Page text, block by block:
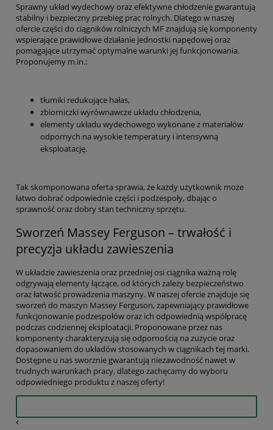
Sprawny układ wydechowy oraz efektywne chłodzenie gwarantują
stabilny i bezpieczny przebieg prac rolnych. Dlatego w naszej
ofercie części do ciągników rolniczych MF znajdują się komponenty
wspierające prawidłowe działanie jednostki napędowej oraz
pomagające utrzymać optymalne warunki jej funkcjonowania.
Proponujemy m.in.:
tłumiki redukujące hałas,
zbiorniczki wyrównawcze układu chłodzenia,
elementy układu wydechowego wykonane z materiałów
odpornych na wysokie temperatury i intensywną
eksploatację.
Tak skomponowana oferta sprawia, że każdy użytkownik może
łatwo dobrać odpowiednie części i podzespoły, dbając o
sprawność oraz dobry stan techniczny sprzętu.
Sworzeń Massey Ferguson – trwałość i
precyzja układu zawieszenia
W układzie zawieszenia oraz przedniej osi ciągnika ważną rolę
odgrywają elementy łączące, od których zależy bezpieczeństwo
oraz łatwość prowadzenia maszyny. W naszej ofercie znajduje się
sworzeń do maszyn Massey Ferguson, zapewniający prawidłowe
funkcjonowanie podzespołów oraz ich odpowiednią współpracę
podczas codziennej eksploatacji. Proponowane przez nas
komponenty charakteryzują się odpornością na zużycie oraz
dopasowaniem do układów stosowanych w ciągnikach tej marki.
Dostępne u nas sworznie gwarantują niezawodność nawet w
trudnych warunkach pracy, dlatego zachęcamy do wyboru
odpowiedniego produktu z naszej oferty!